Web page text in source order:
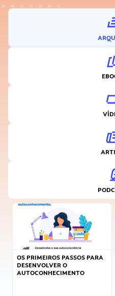
OS PRIMEIROS PASSOS PARA
DESENVOLVER O
AUTOCONHECIMENTO